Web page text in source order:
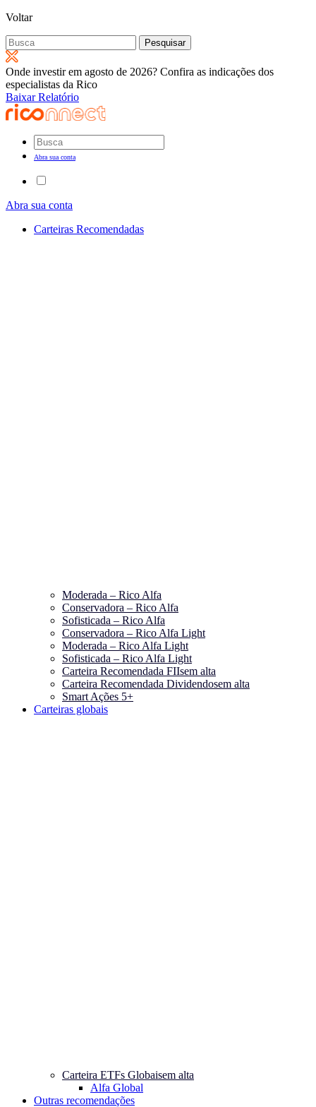
Voltar
Pesquisar
por:
Onde investir em agosto de 2026? Confira as indicações dos
especialistas da Rico
Baixar Relatório
Abra sua conta
Abra sua conta
Carteiras Recomendadas
Moderada – Rico Alfa
Conservadora – Rico Alfa
Sofisticada – Rico Alfa
Conservadora – Rico Alfa Light
Moderada – Rico Alfa Light
Sofisticada – Rico Alfa Light
Carteira Recomendada FIIsem alta
Carteira Recomendada Dividendosem alta
Smart Ações 5+
Carteiras globais
Carteira ETFs Globaisem alta
Alfa Global
Outras recomendações